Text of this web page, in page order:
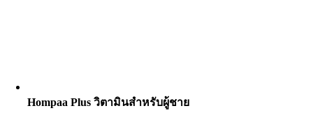
Hompaa Plus วิตามินสำหรับผู้ชาย